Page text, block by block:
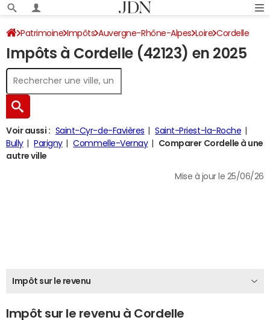
Patrimoine Impôts Auvergne-Rhône-Alpes Loire Cordelle
Impôt sur le revenu
Impôts à Cordelle (42123) en 2025
Voir aussi : Saint-Cyr-de-Favières
Saint-Priest-la-Roche
Bully
Parigny Commelle-Vernay
Comparer Cordelle à une
autre ville
Mise à jour le 25/06/26
Impôt sur le revenu
Impôt sur le revenu à Cordelle